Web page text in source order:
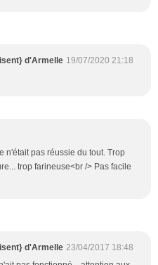
d'Armelle 19/07/2020 21:18
n'était pas réussie du tout. Trop
trop farineuse<br /> Pas facile
d'Armelle 23/04/2017 18:48